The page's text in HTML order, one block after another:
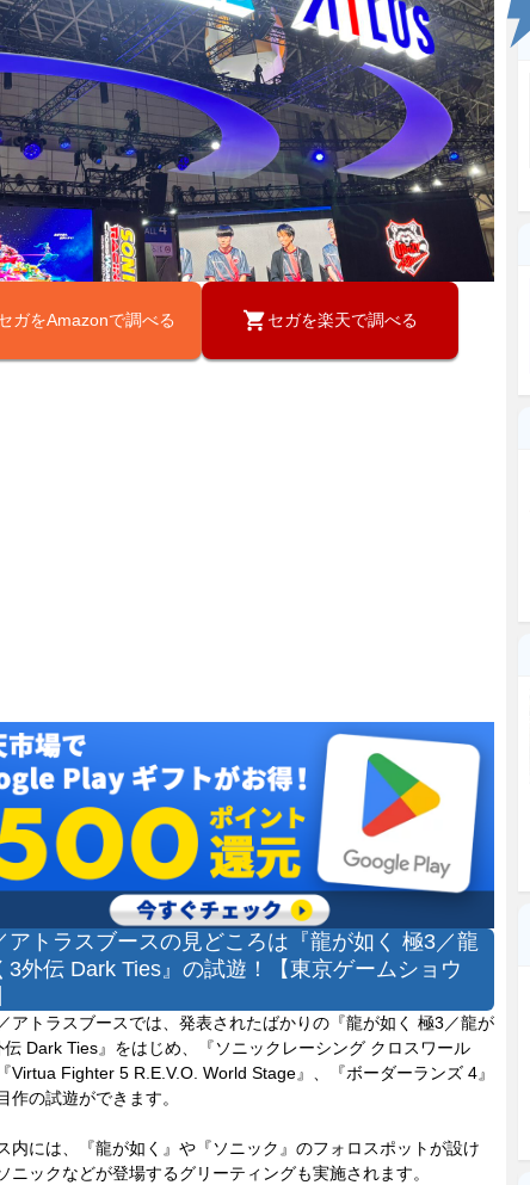
ガをAmazonで調べる セガを楽天で調べる
アトラスブースの見どころは『龍が如く 極3／龍
3外伝 Dark Ties』の試遊！【東京ゲームショウ
トラスブースでは、発表されたばかりの『龍が如く 極3／龍が
伝 Dark Ties』をはじめ、『ソニックレーシング クロスワール
Virtua Fighter 5 R.E.V.O. World Stage』、『ボーダーランズ 4』
作の試遊ができます。
内には、『龍が如く』や『ソニック』のフォロスポットが設け
ニックなどが登場するグリーティングも実施されます。